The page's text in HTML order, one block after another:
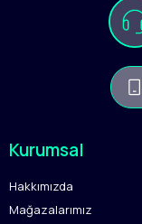
Kurumsal
Hakkımızda
Mağazalarımız